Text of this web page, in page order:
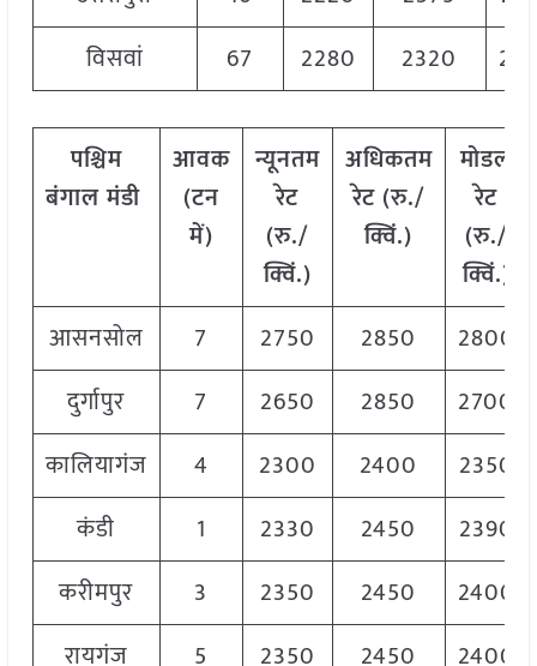
विसवां
67 2280 2320
पश्चिम
बंगाल मंडी
आवक
(टन
में)
न्यूनतम
रेट
(रु./
क्विं.)
अधिकतम
रेट (रु./
क्विं.)
मोडल
रेट
(रु./
क्विं.)
आसनसोल
7 2750 2850
2800
दुर्गापुर
7 2650 2850
2700
कालियागंज
4 2300 2400
2350
कंडी
1 2330 2450
2390
करीमपुर
3 2350 2450
2400
रायगंज
5 2350 2450 2400